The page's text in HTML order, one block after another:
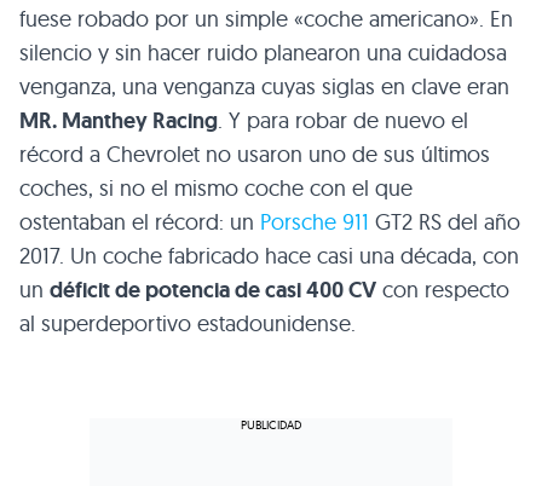
fuese robado por un simple «coche americano». En
silencio y sin hacer ruido planearon una cuidadosa
venganza, una venganza cuyas siglas en clave eran
MR. Manthey Racing. Y para robar de nuevo el
récord a Chevrolet no usaron uno de sus últimos
coches, si no el mismo coche con el que
ostentaban el récord: un Porsche 911 GT2 RS del año
2017. Un coche fabricado hace casi una década, con
un déficit de potencia de casi 400 CV con respecto
al superdeportivo estadounidense.